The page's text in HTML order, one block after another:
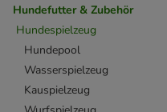
Hundefutter & Zubehör
Hundespielzeug
Hundepool
Wasserspielzeug
Kauspielzeug